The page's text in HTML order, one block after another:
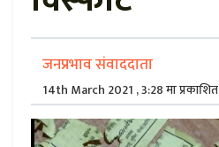
जनप्रभाव संवाददाता
14th March 2021 , 3:28 मा प्रकाशित